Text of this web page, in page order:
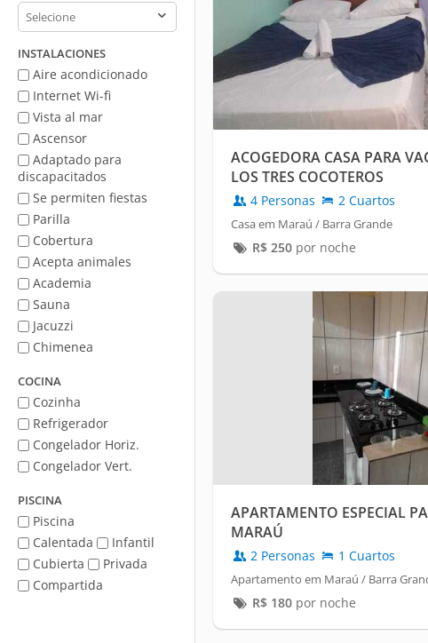
Distância
del
mar
INSTALACIONES
Aire acondicionado
Internet Wi-fi
Vista al mar
Ascensor
Adaptado para
discapacitados
Se permiten fiestas
Parilla
Cobertura
Acepta animales
Academia
Sauna
Jacuzzi
Chimenea
COCINA
Cozinha
Refrigerador
Congelador Horiz.
Congelador Vert.
PISCINA
Piscina
Calentada
Infantil
Cubierta
Privada
Compartida
ACOGEDORA CASA PARA
LOS TRES COCOTEROS
4 Personas 2 Cuartos
Casa em Maraú / Barra Grande
R$ 250por noche
APARTAMENTO ESPECIAL
MARAÚ
2 Personas 1 Cuartos
Apartamento em Maraú / Barra
R$ 180por noche